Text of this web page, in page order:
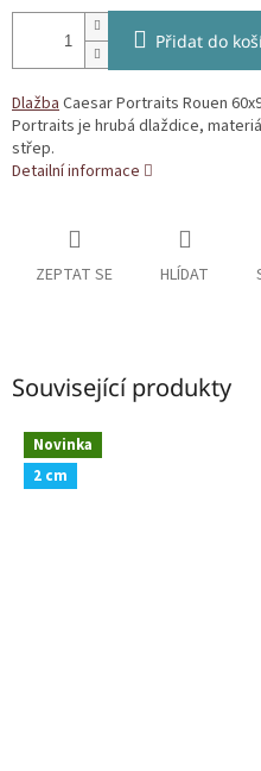
Přidat do
DlažbaCaesar Portraits Rouen
Portraits je hrubá dlaždice,
střep.
Detailní informace
ZEPTAT SE HLÍDAT
Související produkty
Novinka
2 cm